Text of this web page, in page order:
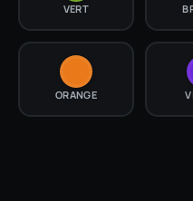
VERT
ORANGE